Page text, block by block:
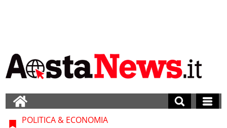
POLITICA & ECONOMIA